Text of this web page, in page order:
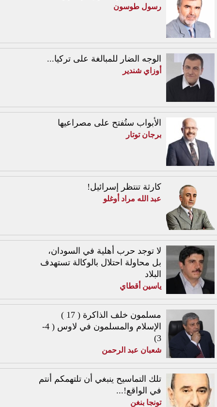
رسول طوسون
الوجه الضار للمبالغة على تركيا...
أوزاي شندير
الأبواب ستُفتح على مصراعيها
برجان توتار
كارثة تنتظر إسرائيل!
عبد الله مراد أوغلو
لا توجد حرب أهلية في السودان،
بل محاولة احتلال بالوكالة تستهدف
البلاد
ياسين أقطاي
مسلمون خلف الذاكرة ( 17 )
الإسلام والمسلمون في لاوس ( 4-
3)
شعبان عبد الرحمن
تلك التماسيح ينبغي أن تلتهمكم أنتم
في الواقع!...
تونجا بنغن